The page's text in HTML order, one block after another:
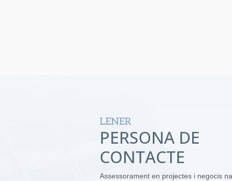
LENER
PERSONA DE
CONTACTE
Assessorament en projectes i negocis